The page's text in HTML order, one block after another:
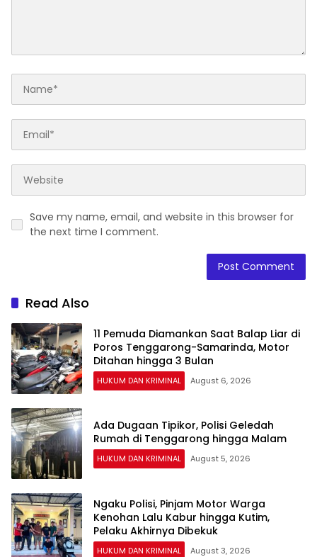
Save my name, email, and website in this browser for
the next time I comment.
Read Also
11 Pemuda Diamankan Saat Balap Liar di
Poros Tenggarong-Samarinda, Motor
Ditahan hingga 3 Bulan
HUKUM DAN KRIMINAL August 6, 2026
Ada Dugaan Tipikor, Polisi Geledah
Rumah di Tenggarong hingga Malam
HUKUM DAN KRIMINAL August 5, 2026
Ngaku Polisi, Pinjam Motor Warga
Kenohan Lalu Kabur hingga Kutim,
Pelaku Akhirnya Dibekuk
HUKUM DAN KRIMINAL August 3, 2026